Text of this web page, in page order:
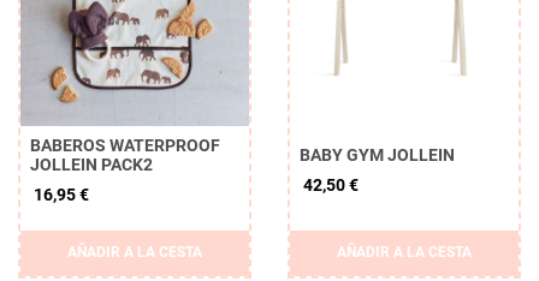
BABEROS WATERPROOF
JOLLEIN PACK2
16,95 €
AÑADIR A LA CESTA
BABY GYM JOLLEIN
42,50 €
AÑADIR A LA CESTA